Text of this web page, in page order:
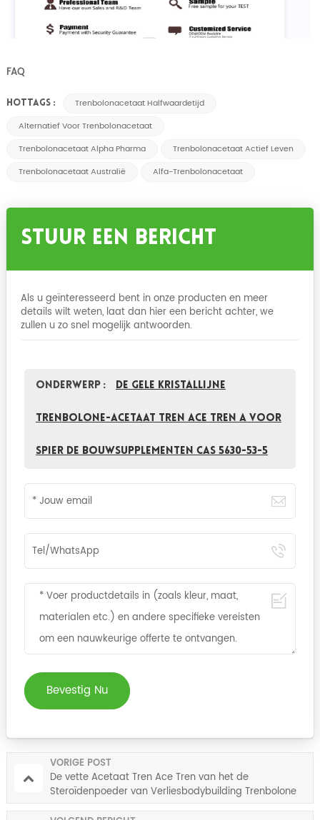
FAQ
HOTTAGS :
Trenbolonacetaat Halfwaardetijd
Alternatief Voor Trenbolonacetaat
Trenbolonacetaat Alpha Pharma
Trenbolonacetaat Actief Leven
Trenbolonacetaat Australië
Alfa-Trenbolonacetaat
Stuur Een Bericht
Als u geïnteresseerd bent in onze producten en meer
details wilt weten, laat dan hier een bericht achter, we
zullen u zo snel mogelijk antwoorden.
Onderwerp : De gele Kristallijne
Trenbolone-Acetaat Tren Ace Tren A voor
Spier de Bouwsupplementen CAS 5630-53-5
Bevestig Nu
VORIGE POST
De vette Acetaat Tren Ace Tren van het de
Steroïdenpoeder van Verliesbodybuilding Trenbolone
CAS 5630-53-5